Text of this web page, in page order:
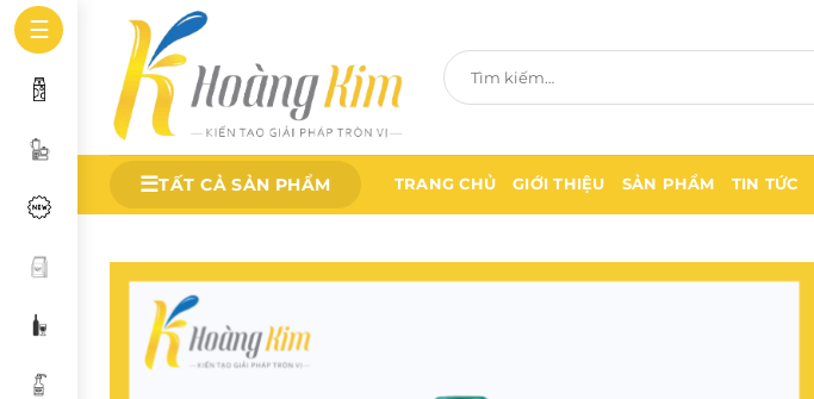
Bỏ
qua
dung
Tìm
kiếm:
☰TẤT CẢ SẢN PHẨM TRANG CHỦ GIỚI THIỆU SẢN PHẨM TIN TỨC
☰